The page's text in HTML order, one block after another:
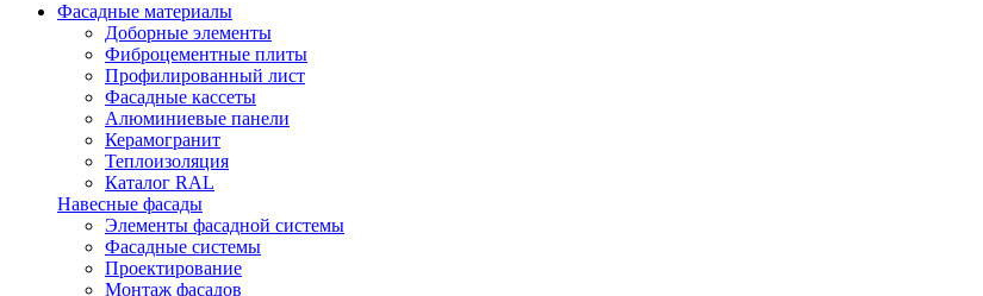
Фасадные материалы
Доборные элементы
Фиброцементные плиты
Профилированный лист
Фасадные кассеты
Алюминиевые панели
Керамогранит
Теплоизоляция
Каталог RAL
Навесные фасады
Элементы фасадной системы
Фасадные системы
Проектирование
Монтаж фасадов